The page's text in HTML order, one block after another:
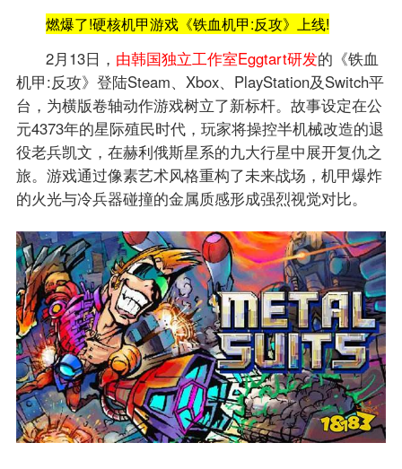
燃爆了!硬核机甲游戏《铁血机甲:反攻》上线!
2月13日， 由韩国独立工作室Eggtart研发的《铁血
机甲:反攻》登陆Steam、Xbox、PlayStation及Switch平
台，为横版卷轴动作游戏树立了新标杆。故事设定在公
元4373年的星际殖民时代，玩家将操控半机械改造的退
役老兵凯文，在赫利俄斯星系的九大行星中展开复仇之
旅。游戏通过像素艺术风格重构了未来战场，机甲爆炸
的火光与冷兵器碰撞的金属质感形成强烈视觉对比。